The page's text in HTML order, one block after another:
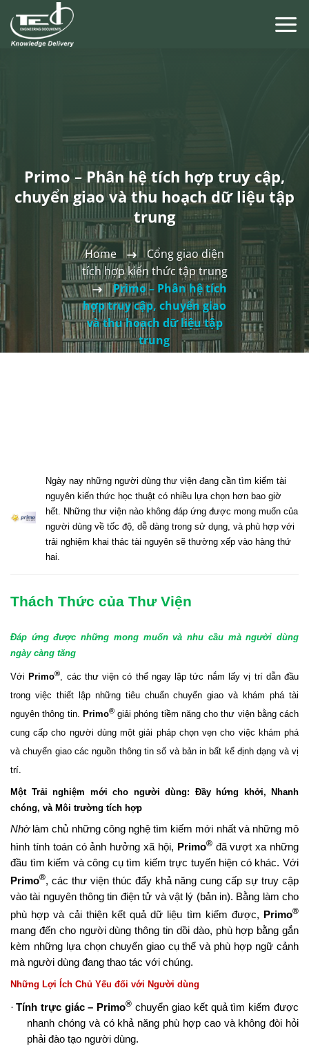
đến
nội
Primo – Phân hệ tích hợp truy cập,
chuyển giao và thu hoạch dữ liệu tập
trung
Home
Cổng giao diện
tích hợp kiến thức tập trung
Primo – Phân hệ tích
hợp truy cập, chuyển giao
và thu hoạch dữ liệu tập
trung
Ngày naynhững người dùng thư viện đang cần tìm kiếm tài
nguyên kiến thức học thuật cónhiều lựa chọn hơn bao giờ
hết Những thư viện nào không đáp ứng được mong muốn của
người dùng về tốc độ ,dễ dàng trong sử dụng ,và phù hợp với
trải nghiệm khai thác tài nguyên sẽthường xếp vào hàng thứ
hai
Thách Thức của Thư Viện
Đáp ứng được những mong muốn và nhu cầu mà người dùng
ngày càng tăng
Với Primo®, các thư viện có thể ngay lập tức nắm lấy vị trí dẫn đầu
trong việc thiết lập những tiêu chuẩn chuyển giaovàkhám phá tài
nguyên thông tin. Primo®giải phóng tiềm năng cho thư viện bằng cách
cung cấp cho người dùng một giải pháp chọn vẹn cho việc khám phá
và chuyển giao các nguồn thông tin số và bản in bất kể định dạng và vị
trí.
Một Trải nghiệm mới cho người dùng: Đầy hứng khởi, Nhanh
chóng, và Môi trường tích hợp
Nhờlàm chủ những công nghệ tìm kiếm mới nhất và những mô
hình tính toán có ảnh hưởng xã hội, Primo®đã vượt xa những
đầu tìm kiếm và công cụ tìm kiếm trực tuyến hiện có khác. Với
Primo®, các thư viện thúc đẩy khả năng cung cấp sự truy cập
vào tài nguyên thông tin điện tử và vật lý (bản in). Bằng làm cho
phù hợp và cải thiện kết quả dữ liệu tìm kiếm được,
Primo®
mang đến cho người dùng thông tin dồi dào, phù hợp bằng gắn
kèm những lựa chọn chuyển giao cụ thể và phù hợp ngữ cảnh
mà người dùng đang thao tác với chúng.
Những Lợi Ích Chủ Yếu đối với Người dùng
· Tính trực giác – Primo® chuyển giao kết quả tìm kiếm được
nhanh chóng và có khả năng phù hợp cao và không đòi hỏi
phải đào tạo người dùng.